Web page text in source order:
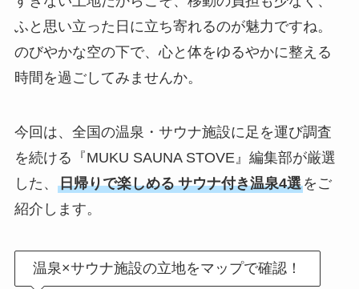
ふと思い立った日に立ち寄れるのが魅力ですね。
のびやかな空の下で、心と体をゆるやかに整える
時間を過ごしてみませんか。
今回は、全国の温泉・サウナ施設に足を運び調査
を続ける『MUKU SAUNA STOVE』編集部が厳選
した、 日帰りで楽しめる サウナ付き温泉4選をご
紹介します。
温泉×サウナ施設の立地をマップで確認！